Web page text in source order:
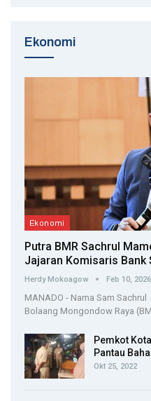
Ekonomi
Ekonomi
Putra BMR Sachrul
Jajaran Komisaris Bank
Herdy Mokoagow Feb 10, 2026
MANADO - Nama Sam
Bolaang Mongondow Raya
Pemkot
Pantau
Okt 25, 2022